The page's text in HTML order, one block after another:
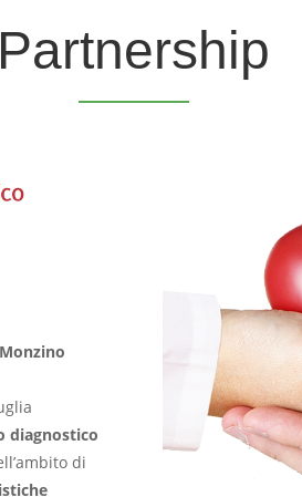
Partnership
diagnostico
di